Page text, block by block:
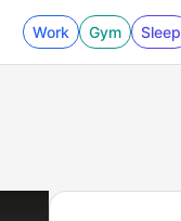
Work Gym Sleep